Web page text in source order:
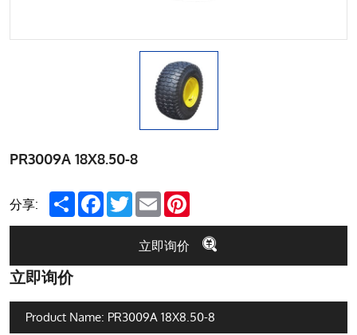
PR3009A 18X8.50-8
分享: Share FacebookTwitterEmail
立即询价
立即询价